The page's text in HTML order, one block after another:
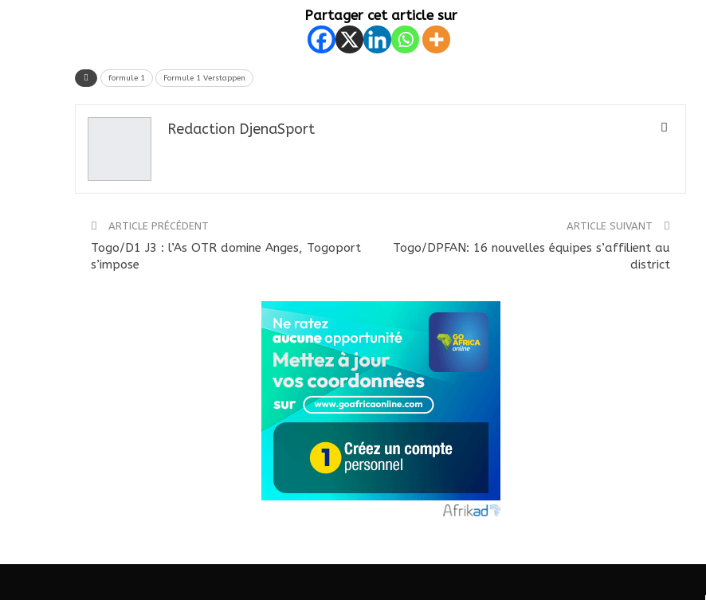
Partager cet article sur
formule 1 Formule 1 Verstappen
Redaction DjenaSport
ARTICLE PRÉCÉDENT
Togo/D1 J3 : l’As OTR domine Anges, Togoport
s’impose
ARTICLE SUIVANT
Togo/DPFAN: 16 nouvelles équipes s’affilient au
district